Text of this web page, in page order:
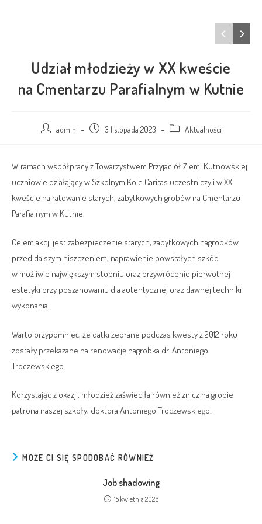
Udział młodzieży w XX kweście
na Cmentarzu Parafialnym w Kutnie
admin 3 listopada 2023 Aktualności
W ramach współpracy z Towarzystwem Przyjaciół Ziemi Kutnowskiej
uczniowie działający w Szkolnym Kole Caritas uczestniczyli w XX
kweście na ratowanie starych, zabytkowych grobów na Cmentarzu
Parafialnym w Kutnie.
Celem akcji jest zabezpieczenie starych, zabytkowych nagrobków
przed dalszym niszczeniem, naprawienie powstałych szkód
w możliwie największym stopniu oraz przywrócenie pierwotnej
estetyki przy poszanowaniu dla autentycznej oraz dawnej techniki
wykonania.
Warto przypomnieć, że datki zebrane podczas kwesty z 2012 roku
zostały przekazane na renowację nagrobka dr. Antoniego
Troczewskiego.
Korzystając z okazji, młodzież zaświeciła również znicz na grobie
patrona naszej szkoły, doktora Antoniego Troczewskiego.
MOŻE CI SIĘ SPODOBAĆ RÓWNIEŻ
Job shadowing
15 kwietnia 2026